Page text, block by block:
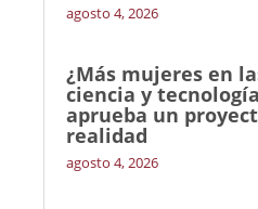
agosto 4, 2026
¿Más mujeres en
ciencia y
aprueba un
realidad
agosto 4, 2026